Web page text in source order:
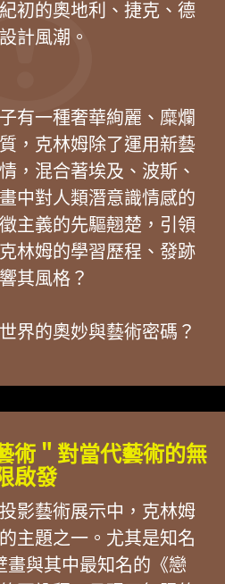
初的奧地利、捷克、德
計風潮。
有一種奢華絢麗、糜爛
，克林姆除了運用新藝
，混合著埃及、波斯、
中對人類潛意識情感的
主義的先驅翹楚，引領
林姆的學習歷程、發跡
其風格？
界的奧妙與藝術密碼？
術＂對當代藝術的無
啟發
影藝術展示中，克林姆
主題之一。尤其是知名
畫與其中最知名的《戀